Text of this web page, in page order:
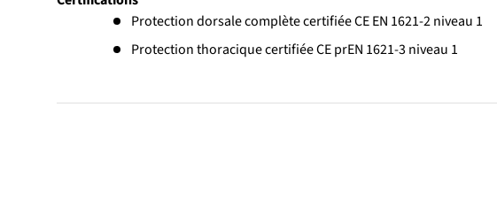
Protection dorsale complète certifiée CE EN 1621-2 niveau 1
Protection thoracique certifiée CE prEN 1621-3 niveau 1